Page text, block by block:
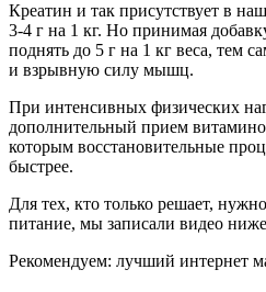
Креатин и так присутствует в
3-4 г на 1 кг. Но принимая
поднять до 5 г на 1 кг веса, тем
и взрывную силу мышц.
При интенсивных физических
дополнительный прием
которым восстановительные
быстрее.
Для тех, кто только решает,
питание, мы записали видео
Рекомендуем: лучший интернет